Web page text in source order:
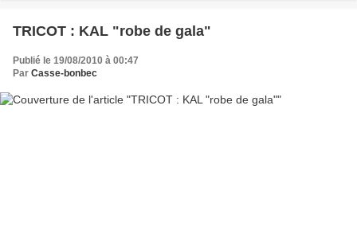
TRICOT : KAL "robe de gala"
Publié le 19/08/2010 à 00:47
Par Casse-bonbec